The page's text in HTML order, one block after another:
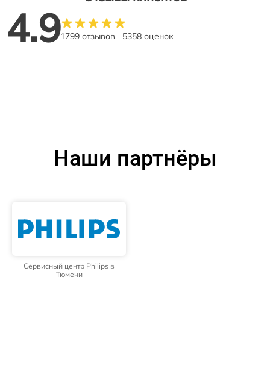
4.91799 отзывов 5358 оценок
Наши партнёры
Сервисный центр Philips в
Тюмени